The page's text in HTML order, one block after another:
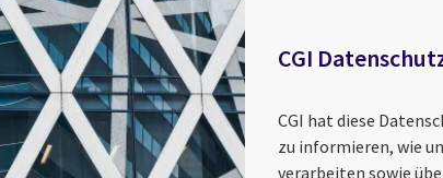
CGI
CGI hat diese
zu informieren, wie
verarbeiten sowie